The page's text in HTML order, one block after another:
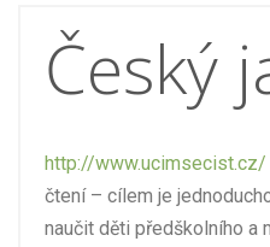
Český
http://www.ucimsecist.cz/
čtení – cílem je
naučit děti předškolního a